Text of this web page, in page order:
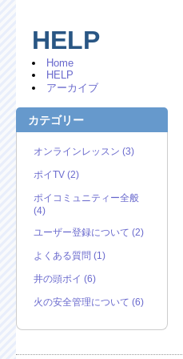
HELP
Home
HELP
アーカイブ
検索
カテゴリー
オンラインレッスン (3)
ポイTV (2)
ポイコミュニティー全般
(4)
ユーザー登録について (2)
よくある質問 (1)
井の頭ポイ (6)
火の安全管理について (6)